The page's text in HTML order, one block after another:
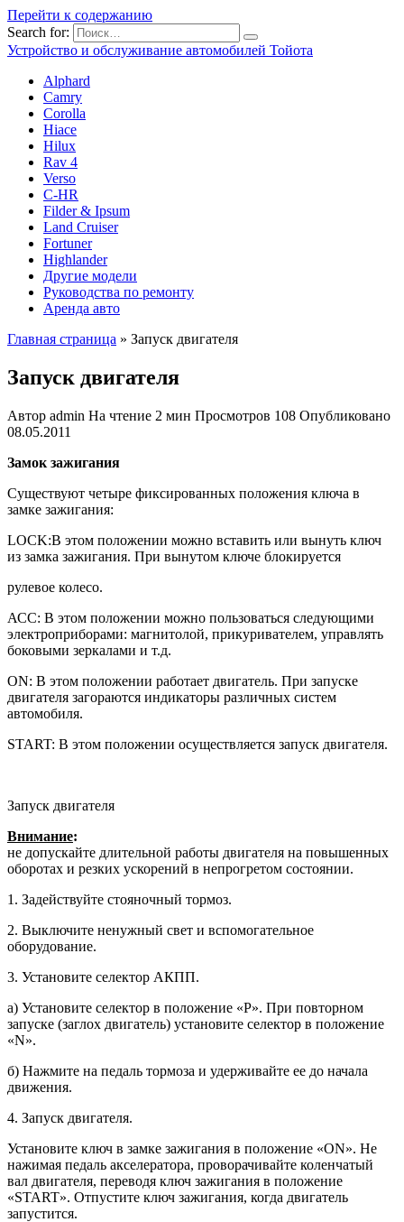
Перейти к содержанию
Search for:
Устройство и обслуживание автомобилей Тойота
Alphard
Camry
Corolla
Hiace
Hilux
Rav 4
Verso
C-HR
Filder & Ipsum
Land Cruiser
Fortuner
Highlander
Другие модели
Руководства по ремонту
Аренда авто
Главная страница » Запуск двигателя
Запуск двигателя
Автор admin На чтение 2 мин Просмотров 108 Опубликовано
08.05.2011
Замок зажигания
Существуют четыре фиксированных положения ключа в
замке зажигания:
LOCK:В этом положении можно вставить или вынуть ключ
из замка зажигания. При вынутом ключе блокируется
рулевое колесо.
АСС: В этом положении можно пользоваться следующими
электро­приборами: магнитолой, прикурива­телем, управлять
боковыми зерка­лами и т.д.
ON: В этом положении работает дви­гатель. При запуске
двигателя загора­ются индикаторы различных систем
автомобиля.
START: В этом положении осущест­вляется запуск двигателя.
Запуск двигателя
Внимание:
не допускайте длитель­ной работы двигателя на повышен­ных
оборотах и резких ускорений в непрогретом состоянии.
1. Задействуйте стояночный тормоз.
2. Выключите ненужный свет и вспо­могательное
оборудование.
3. Установите селектор АКПП.
а) Установите селектор в положение «Р». При повторном
запуске (заглох двигатель) установите селектор в положение
«N».
б) Нажмите на педаль тормоза и удерживайте ее до начала
движения.
4. Запуск двигателя.
Установите ключ в замке зажигания в положение «ON». He
нажимая педаль акселератора, проворачивайте колен­чатый
вал двигателя, переводя ключ зажигания в положение
«START». От­пустите ключ зажигания, когда двига­тель
запустится.